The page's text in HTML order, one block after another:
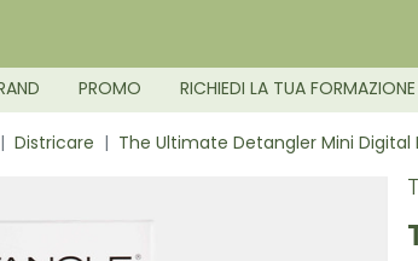
PROMO RICHIEDI LA TUA FORMAZIONE
Districare The Ultimate Detangler Mini Digital